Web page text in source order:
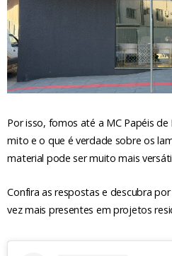
Por isso, fomos até a MC Papéis
mito e o que é verdade sobre os
material pode ser muito mais
Confira as respostas e descubra
vez mais presentes em projetos